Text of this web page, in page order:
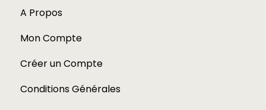
A Propos
Mon Compte
Créer un Compte
Conditions Générales